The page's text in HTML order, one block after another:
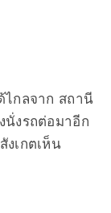
ไกลจาก สถานี
นั่งรถต่อมาอีก
เกตเห็น